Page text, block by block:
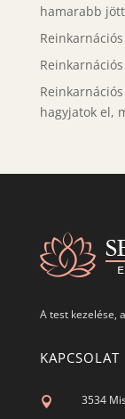
hamarabb
hagyjatok el,
A test kezelése,
KAPCSOLAT
 3534